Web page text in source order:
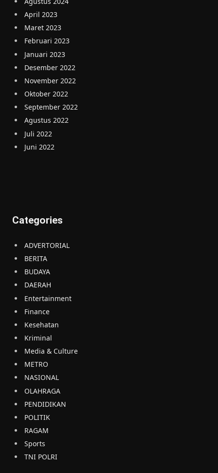
April 2023
Maret 2023
Februari 2023
Januari 2023
Desember 2022
November 2022
Oktober 2022
September 2022
Agustus 2022
Juli 2022
Juni 2022
Categories
ADVERTORIAL
BERITA
BUDAYA
DAERAH
Entertainment
Finance
Kesehatan
Kriminal
Media & Culture
METRO
NASIONAL
OLAHRAGA
PENDIDIKAN
POLITIK
RAGAM
Sports
TNI POLRI